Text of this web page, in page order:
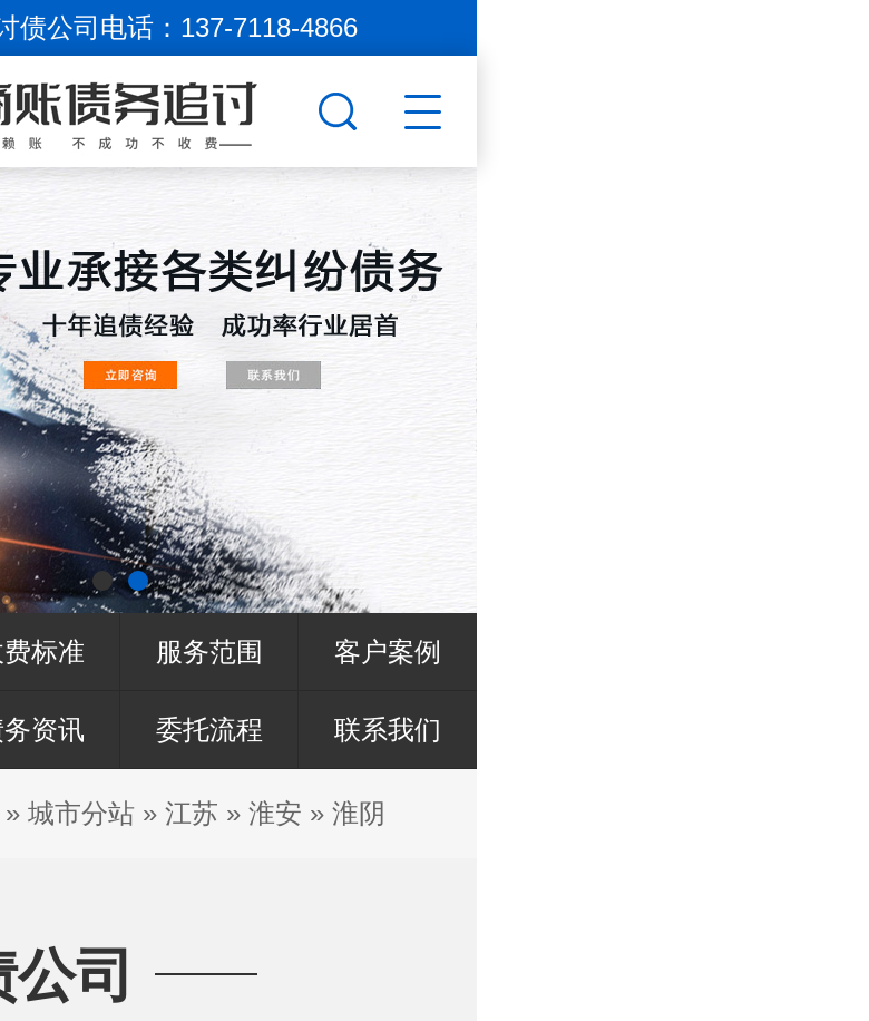
债公司电话： 137-7118-4866
标准 服务范围 客户案例
资讯 委托流程 联系我们
» 城市分站» 江苏 » 淮安 » 淮阴
司